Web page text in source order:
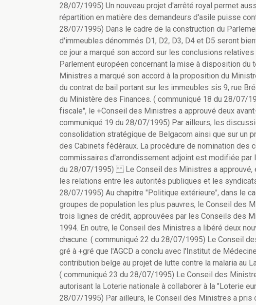
28/07/1995) Un nouveau projet d'arrêté royal permet
répartition en matière des demandeurs d'asile puisse
28/07/1995) Dans le cadre de la construction du
d'immeubles dénommés D1, D2, D3, D4 et D5 seront
ce jour a marqué son accord sur les conclusions
Parlement européen concernant la mise à disposition du
Ministres a marqué son accord à la proposition du
du contrat de bail portant sur les immeubles sis 9, rue
du Ministère des Finances. ( communiqué 18 du 28/07/
fiscale", le +Conseil des Ministres a approuvé deux
communiqué 19 du 28/07/1995) Par ailleurs, les
consolidation stratégique de Belgacom ainsi que sur un
des Cabinets fédéraux. La procédure de nomination
commissaires d'arrondissement adjoint est modifiée par
du 28/07/1995) Le Conseil des Ministres a approuvé,
les relations entre les autorités publiques et les
28/07/1995) Au chapitre "Politique extérieure", dans le
groupes de population les plus pauvres, le Conseil des
trois lignes de crédit, approuvées par les Conseils des
1994. En outre, le Conseil des Ministres a libéré deux
chacune. ( communiqué 22 du 28/07/1995) Le Conseil
gré à +gré que l'AGCD a conclu avec l'Institut de
contribution belge au projet de lutte contre la malaria au
( communiqué 23 du 28/07/1995) Le Conseil des
autorisant la Loterie nationale à collaborer à la "Loterie
28/07/1995) Par ailleurs, le Conseil des Ministres a pris